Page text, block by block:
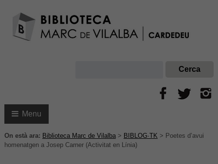
Menu
On està ara: Biblioteca Marc de Vilalba> BIBLOG·TK > Poetes d’avui
homenatgen a Josep Carner (Activitat en Línia)